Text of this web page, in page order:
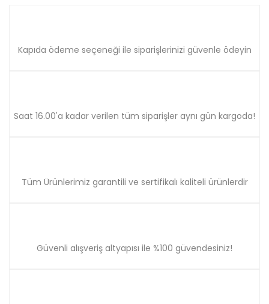
Kapıda ödeme seçeneği ile siparişlerinizi güvenle ödeyin
Saat 16.00'a kadar verilen tüm siparişler aynı gün kargoda!
Tüm Ürünlerimiz garantili ve sertifikalı kaliteli ürünlerdir
Güvenli alışveriş altyapısı ile %100 güvendesiniz!